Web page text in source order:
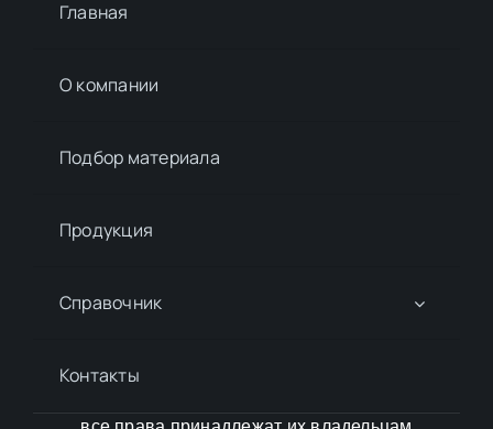
Главная
О компании
Подбор материалa
Продукция
Справочник
Контакты